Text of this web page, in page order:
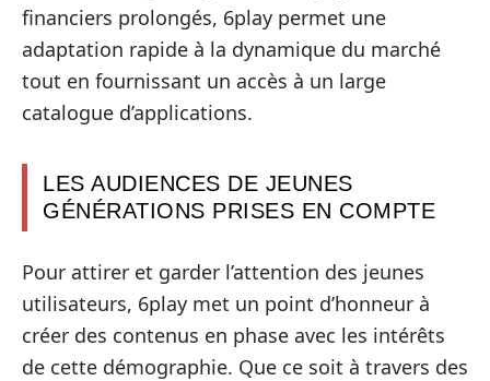
financiers prolongés, 6play permet une
adaptation rapide à la dynamique du marché
tout en fournissant un accès à un large
catalogue d’applications.
LES AUDIENCES DE JEUNES
GÉNÉRATIONS PRISES EN COMPTE
Pour attirer et garder l’attention des jeunes
utilisateurs, 6play met un point d’honneur à
créer des contenus en phase avec les intérêts
de cette démographie. Que ce soit à travers des